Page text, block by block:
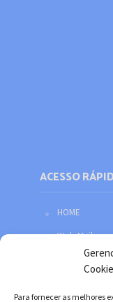
Para fornecer as melhores
ACESSO
HOME
Web Mail
Política de